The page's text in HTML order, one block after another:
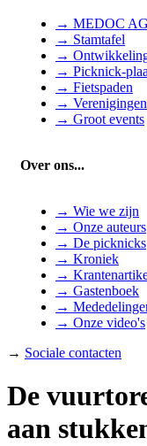
→ MEDOC
→ Stamtafel
→
→ Picknick-
→ Fietspaden
→ Verenigingen
→ Groot events
Over ons...
→ Wie we zijn
→ Onze auteurs
→ De picknicks
→ Kroniek
→
→ Gastenboek
→
→ Onze video's
→ Sociale contacten
De
aan